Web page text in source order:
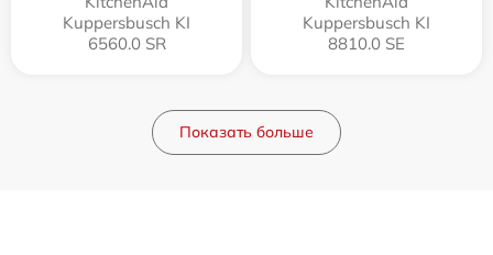
Kuppersbusch KI
6560.0 SR
Kuppersbusch KI
8810.0 SE
Показать больше